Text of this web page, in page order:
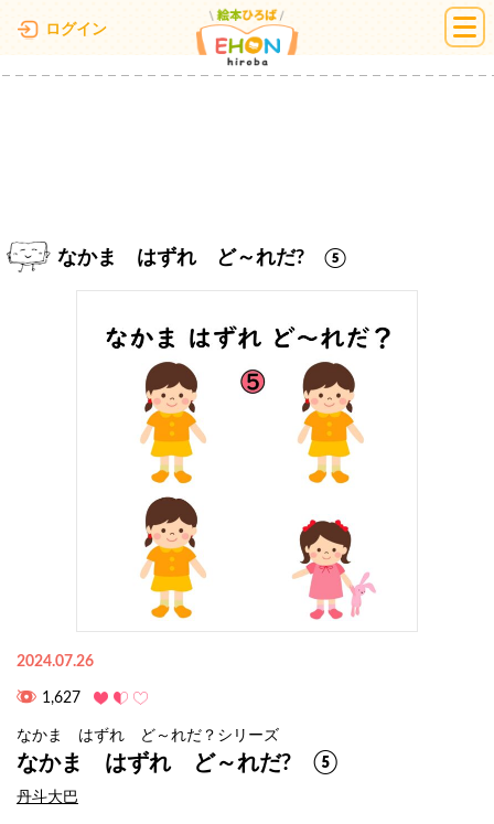
ログイン 絵本ひろば
なかま はずれ ど～れだ? ⑤
2024.07.26
1,627
なかま はずれ ど～れだ？シリーズ
なかま はずれ ど～れだ? ⑤
丹斗大巴